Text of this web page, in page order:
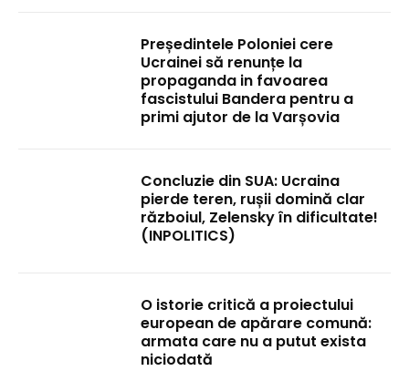
Președintele Poloniei cere
Ucrainei să renunțe la
propaganda in favoarea
fascistului Bandera pentru a
primi ajutor de la Varșovia
Concluzie din SUA: Ucraina
pierde teren, rușii domină clar
războiul, Zelensky în dificultate!
(INPOLITICS)
O istorie critică a proiectului
european de apărare comună:
armata care nu a putut exista
niciodată